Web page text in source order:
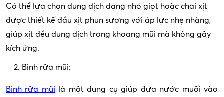
Có thể lựa chọn dung dịch dạng nhỏ giọt hoặc chai xịt
được thiết kế đầu xịt phun sương với áp lực nhẹ nhàng,
giúp xịt đều dung dịch trong khoang mũi mà không gây
kích ứng.
Bình rửa mũi:
Bình rửa mũi là một dụng cụ giúp đưa nước muối vào